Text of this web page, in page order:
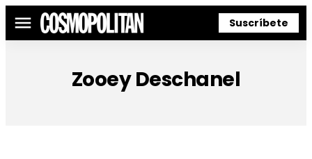
Menú Suscríbete
Zooey Deschanel